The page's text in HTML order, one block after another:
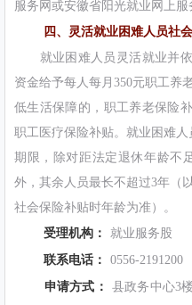
服务网或安徽省阳光就业网上服
四、灵活就业困难人员社会
就业困难人员灵活就业并依
资金给予每人每月350元职工养
低生活保障的，职工养老保险
职工医疗保险补贴。就业困难
期限，除对距法定退休年龄不
外，其余人员最长不超过3年（
社会保险补贴时年龄为准）。
受理机构：
就业服务股
联系电话：
0556-2191200
申请方式：
县政务中心3